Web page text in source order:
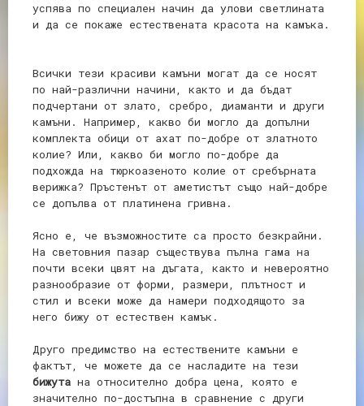
успява по специален начин да улови светлината
и да се покаже естествената красота на камъка.
Всички тези красиви камъни могат да се носят
по най-различни начини, както и да бъдат
подчертани от злато, сребро, диаманти и други
камъни. Например, какво би могло да допълни
комплекта обици от ахат по-добре от златното
колие? Или, какво би могло по-добре да
подхожда на тюркоазеното колие от сребърната
верижка? Пръстенът от аметистът също най-добре
се допълва от платинена гривна.
Ясно е, че възможностите са просто безкрайни.
На световния пазар съществува пълна гама на
почти всеки цвят на дъгата, както и невероятно
разнообразие от форми, размери, плътност и
стил и всеки може да намери подходящото за
него бижу от естествен камък.
Друго предимство на естествените камъни е
фактът, че можете да се насладите на тези
бижута на относително добра цена, която е
значително по-достъпна в сравнение с други